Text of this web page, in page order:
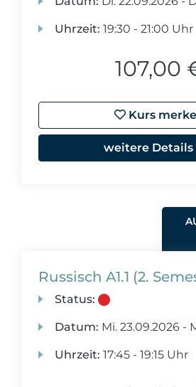
Uhrzeit: 19:30 - 21:00 Uhr
107,00
Kurs
weitere Details
Russisch A1.1 (2.
Status:
Datum: Mi. 23.09.2026 -
Uhrzeit: 17:45 - 19:15 Uhr